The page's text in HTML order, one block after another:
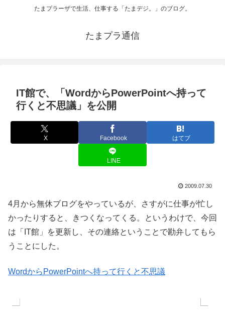
たまプラーザで生活、仕事する「たまデジ。」のブログ。
たまプラ通信
IT館で、「WordからPowerPointへ持って
行くと不思議」を公開
X Facebook はてブ
LINE
2009.07.30
4月から無休ブログをやっているが、さすがに仕事が忙し
かったりすると、きつくなってくる。というわけで、今回
は「IT館」を更新し、その連絡ということで勘弁してもら
うことにした。
WordからPowerPointへ持って行くと不思議